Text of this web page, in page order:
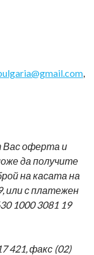
,
оферта и
да получите
на касата на
или с платежен
1000 3081 19
факс (02)